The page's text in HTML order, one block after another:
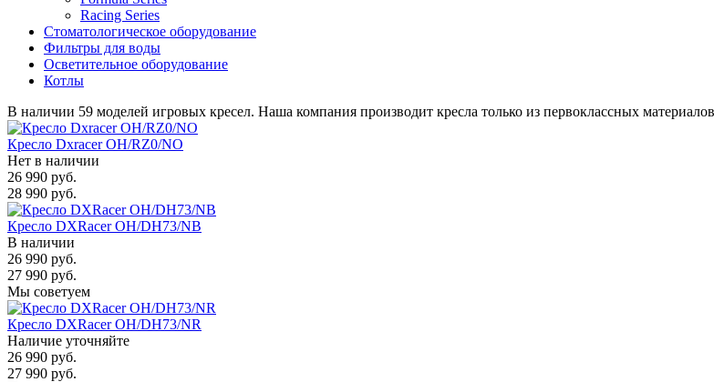
Racing Series
Стоматологическое оборудование
Фильтры для воды
Осветительное оборудование
Котлы
В наличии 59 моделей игровых кресел. Наша компания производит кресла только из первоклассных
Кресло Dxracer OH/RZ0/NO
Нет в наличии
26 990 руб.
28 990 руб.
Кресло DXRacer OH/DH73/NB
В наличии
26 990 руб.
27 990 руб.
Мы советуем
Кресло DXRacer OH/DH73/NR
Наличие уточняйте
26 990 руб.
27 990 руб.